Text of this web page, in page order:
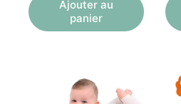
Ajouter au
panier